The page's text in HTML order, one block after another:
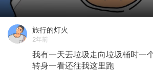
旅行的灯火
2年前
我有一天丟垃圾走向垃圾桶时一
转身一看还往我这里跑